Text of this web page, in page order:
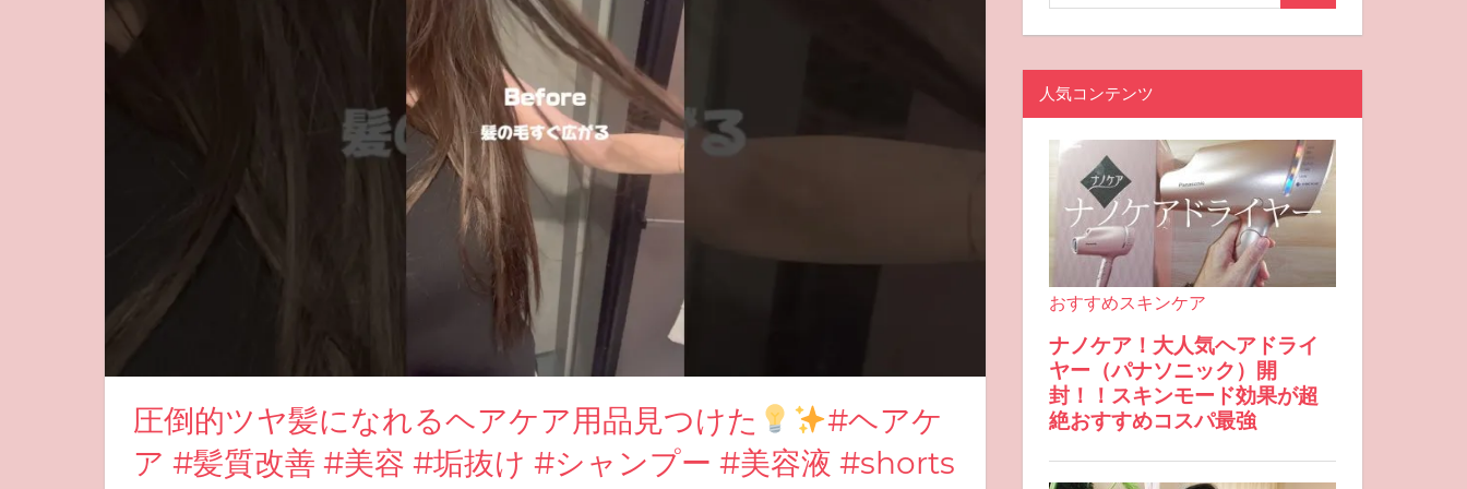
圧倒的ツヤ髪になれるヘアケア用品見つけた
#ヘアケ
ア #髪質改善 #美容 #垢抜け #シャンプー #美容液 #shorts
人気コンテンツ